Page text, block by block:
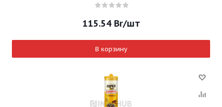
115.54Br/шт
В корзину